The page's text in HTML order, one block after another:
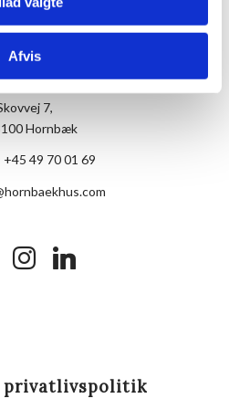
Afvis
7,
Hornbæk
+45 49 70 01 69
instagramlinkedin
privatlivspolitik